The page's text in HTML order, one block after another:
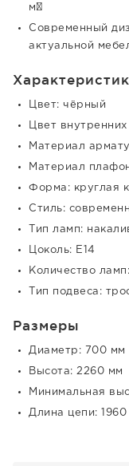
м²
Современный
актуальной
Цвет: чёрный
Цвет
Материал
Материал
Форма: круглая
Стиль:
Тип ламп:
Цоколь: E14
Количество
Тип подвеса:
Размеры
Диаметр: 700 мм
Высота: 2260 мм
Минимальная
Длина цепи: 1960